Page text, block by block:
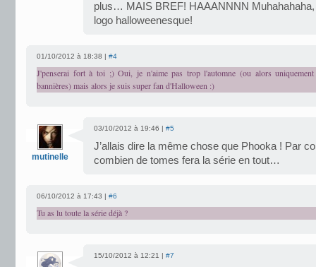
plus… MAIS BREF! HAAANNNN Muhahahaha,
logo halloweenesque!
01/10/2012 à 18:38 | #4
J'penserai fort à toi ;) Oui, je n'aime pas trop l'automne (ou alors
bannières) mais alors je suis super fan d'Halloween :)
mutinelle
03/10/2012 à 19:46 | #5
J’allais dire la même chose que Phooka ! Par
combien de tomes fera la série en tout…
06/10/2012 à 17:43 | #6
Tu as lu toute la série déjà ?
15/10/2012 à 12:21 | #7